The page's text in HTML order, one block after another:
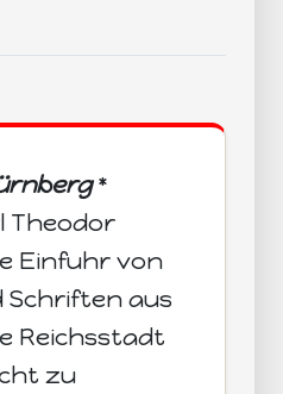
*
Theodor
Einfuhr von
Schriften aus
Reichsstadt
zu